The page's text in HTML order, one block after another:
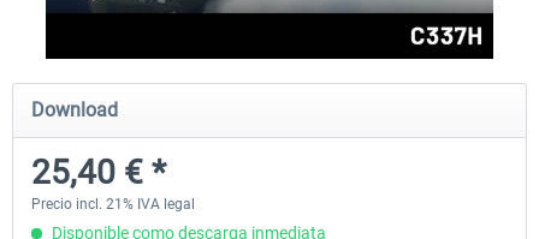
FlightSim Studio - E-Jets 170/175
40,62 € *
Aerosoft Aircraft A340-
Download
25,40 € *
Precio incl. 21% IVA legal
Disponible como descarga inmediata